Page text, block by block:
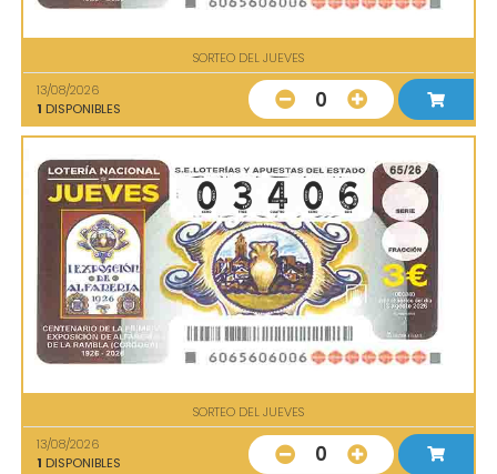
SORTEO DEL JUEVES
13/08/2026
1 DISPONIBLES 0
SORTEO DEL JUEVES
13/08/2026
1 DISPONIBLES 0